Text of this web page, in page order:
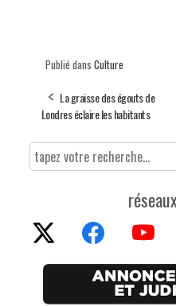
Publié dans Culture
La graisse des égouts de
Londres éclaire les habitants